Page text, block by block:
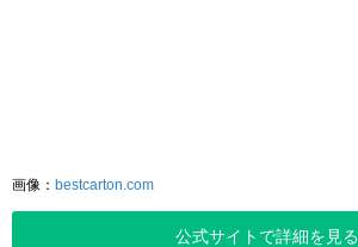
画像： bestcarton.com
公式サイトで詳細を見る